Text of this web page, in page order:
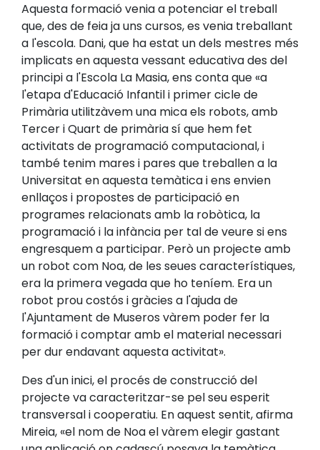
Aquesta formació venia a potenciar el treball
que, des de feia ja uns cursos, es venia treballant
a l'escola. Dani, que ha estat un dels mestres més
implicats en aquesta vessant educativa des del
principi a l'Escola La Masia, ens conta que «a
l'etapa d'Educació Infantil i primer cicle de
Primària utilitzàvem una mica els robots, amb
Tercer i Quart de primària sí que hem fet
activitats de programació computacional, i
també tenim mares i pares que treballen a la
Universitat en aquesta temàtica i ens envien
enllaços i propostes de participació en
programes relacionats amb la robòtica, la
programació i la infància per tal de veure si ens
engresquem a participar. Però un projecte amb
un robot com Noa, de les seues característiques,
era la primera vegada que ho teníem. Era un
robot prou costós i gràcies a l'ajuda de
l'Ajuntament de Museros vàrem poder fer la
formació i comptar amb el material necessari
per dur endavant aquesta activitat».
Des d'un inici, el procés de construcció del
projecte va caracteritzar-se pel seu esperit
transversal i cooperatiu. En aquest sentit, afirma
Mireia, «el nom de Noa el vàrem elegir gastant